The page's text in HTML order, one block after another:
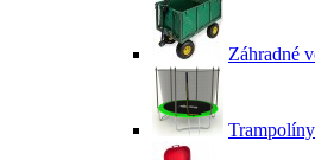
Záhradné
Trampolíny